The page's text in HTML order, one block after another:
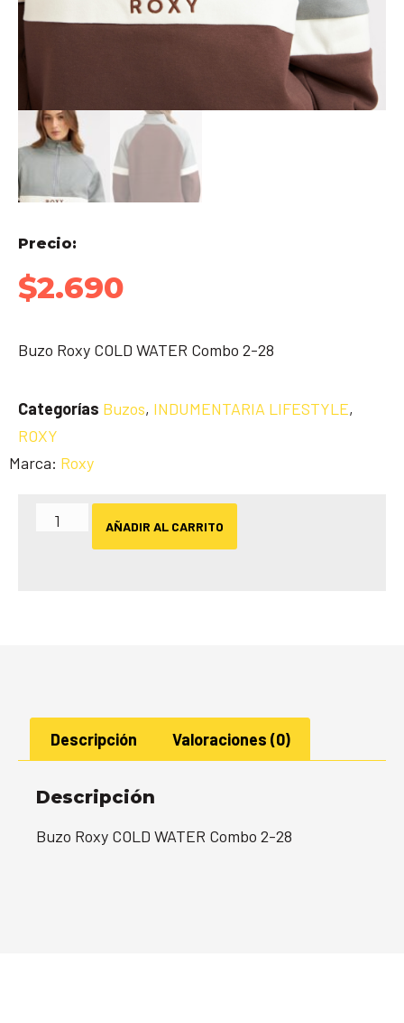
Precio:
$2.690
Buzo Roxy COLD WATER Combo 2-28
Categorías Buzos, INDUMENTARIA LIFESTYLE,
ROXY
Marca: Roxy
AÑADIR AL CARRITO
Descripción Valoraciones (0)
Descripción
Buzo Roxy COLD WATER Combo 2-28